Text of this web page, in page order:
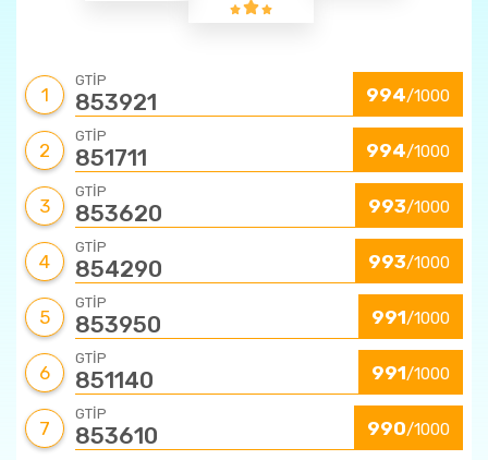
1
GTİP
853921 994/1000
2
GTİP
851711 994/1000
3
GTİP
853620 993/1000
4
GTİP
854290 993/1000
5
GTİP
853950 991/1000
6
GTİP
851140 991/1000
7
GTİP
853610 990/1000